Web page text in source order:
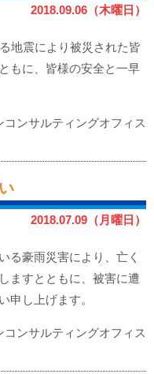
2018.09.06（木曜日）
地震により被災された皆
もに、皆様の安全と一早
ンサルティングオフィス
2018.07.09（月曜日）
る豪雨災害により、亡く
ますとともに、被害に遭
申し上げます。
ンサルティングオフィス